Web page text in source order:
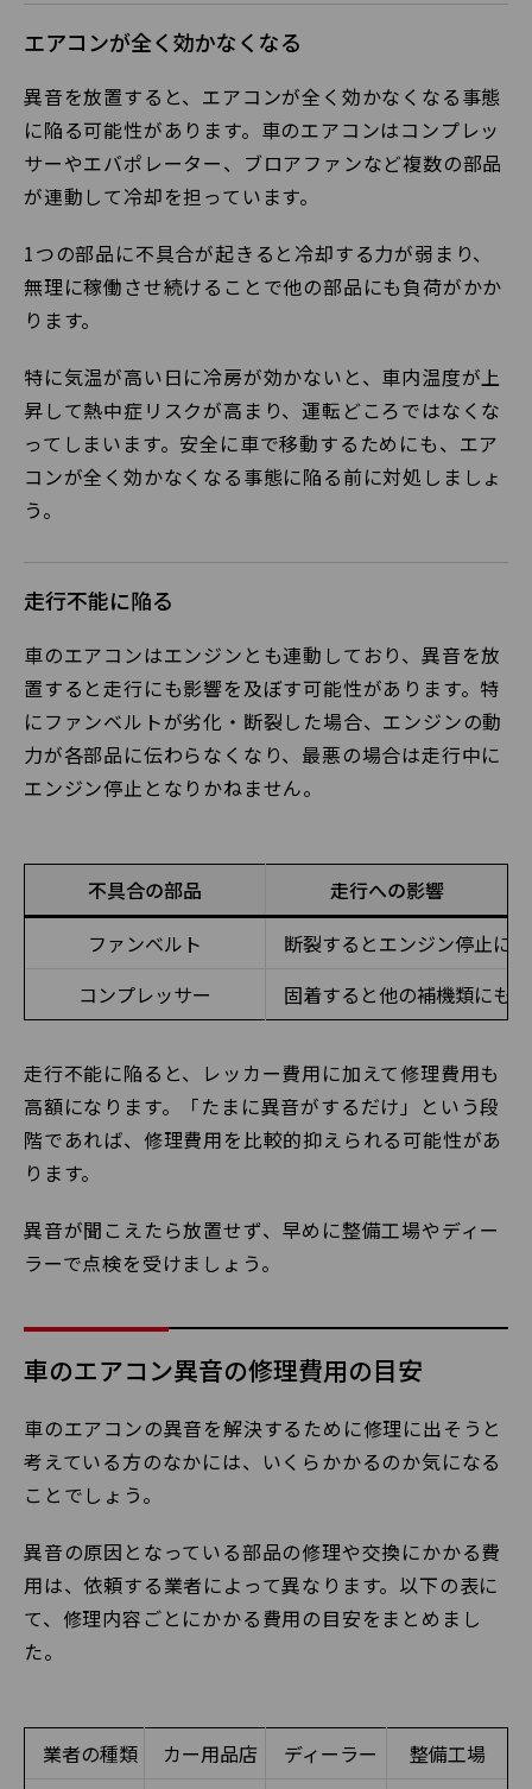
エアコンが全く効かなくなる
異音を放置すると、エアコンが全く効かなくなる事態
に陥る可能性があります。車のエアコンはコンプレッ
サーやエバポレーター、ブロアファンなど複数の部品
が連動して冷却を担っています。
1つの部品に不具合が起きると冷却する力が弱まり、
無理に稼働させ続けることで他の部品にも負荷がかか
ります。
特に気温が高い日に冷房が効かないと、車内温度が上
昇して熱中症リスクが高まり、運転どころではなくな
ってしまいます。安全に車で移動するためにも、エア
コンが全く効かなくなる事態に陥る前に対処しましょ
う。
走行不能に陥る
車のエアコンはエンジンとも連動しており、異音を放
置すると走行にも影響を及ぼす可能性があります。特
にファンベルトが劣化・断裂した場合、エンジンの動
力が各部品に伝わらなくなり、最悪の場合は走行中に
エンジン停止となりかねません。
不具合の部品
走行への影響
ファンベルト
断裂するとエンジン停止に
コンプレッサー
固着すると他の補機類にも
走行不能に陥ると、レッカー費用に加えて修理費用も
高額になります。「たまに異音がするだけ」という段
階であれば、修理費用を比較的抑えられる可能性があ
ります。
異音が聞こえたら放置せず、早めに整備工場やディー
ラーで点検を受けましょう。
車のエアコン異音の修理費用の目安
車のエアコンの異音を解決するために修理に出そうと
考えている方のなかには、いくらかかるのか気になる
ことでしょう。
異音の原因となっている部品の修理や交換にかかる費
用は、依頼する業者によって異なります。以下の表に
て、修理内容ごとにかかる費用の目安をまとめまし
た。
業者の種類 カー用品店 ディーラー
整備工場